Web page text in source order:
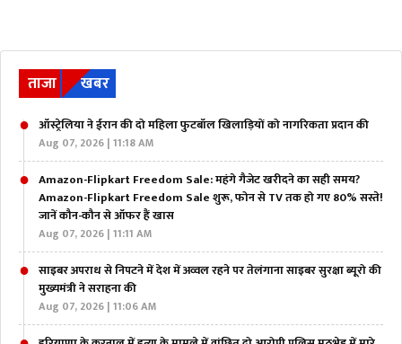
ताजा खबर
ऑस्ट्रेलिया ने ईरान की दो महिला फुटबॉल खिलाड़ियों को नागरिकता प्रदान की
Aug 07, 2026 | 11:18 AM
Amazon-Flipkart Freedom Sale: महंगे गैजेट खरीदने का सही समय?
Amazon-Flipkart Freedom Sale शुरू, फोन से TV तक हो गए 80% सस्ते!
जानें कौन-कौन से ऑफर हैं खास
Aug 07, 2026 | 11:11 AM
साइबर अपराध से निपटने में देश में अव्वल रहने पर तेलंगाना साइबर सुरक्षा ब्यूरो की
मुख्यमंत्री ने सराहना की
Aug 07, 2026 | 11:06 AM